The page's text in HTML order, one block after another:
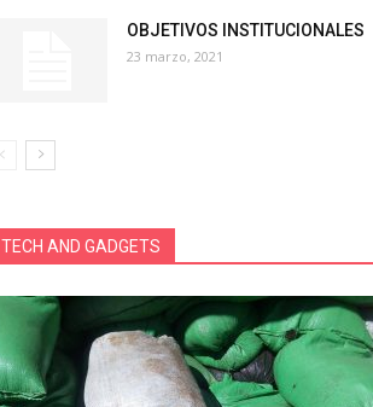
OBJETIVOS INSTITUCIONALES
23 marzo, 2021
TECH AND GADGETS